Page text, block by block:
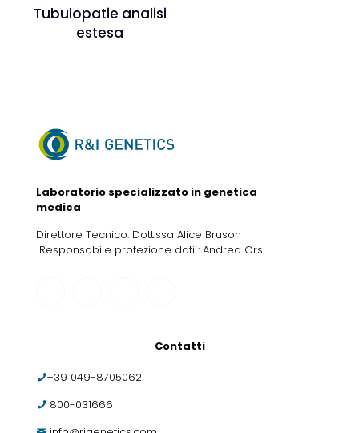
Tubulopatie analisi
estesa
Laboratorio specializzato in genetica
medica
Direttore Tecnico: Dott.ssa Alice Bruson
Responsabile protezione dati : Andrea Orsi
Contatti
+39 049-8705062
800-031666